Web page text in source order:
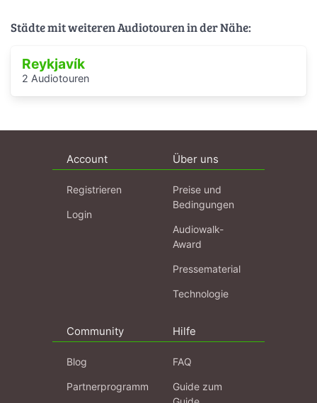
Städte mit weiteren Audiotouren in der Nähe:
Reykjavík
2 Audiotouren
Account
Registrieren
Login
Über uns
Preise und
Bedingungen
Audiowalk-
Award
Pressematerial
Technologie
Community
Blog
Partnerprogramm
Hilfe
FAQ
Guide zum